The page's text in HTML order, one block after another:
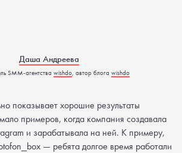
Даша Андреева
SMM-агентства wishdo, автор блога wishdo
показывает хорошие результаты
примеров, когда компания создавала
и зарабатывала на ней. К примеру,
— ребята долгое время работали